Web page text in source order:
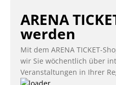
ARENA
werden
Mit dem ARENA TICKET-
wir Sie wöchentlich über
Veranstaltungen in Ihrer